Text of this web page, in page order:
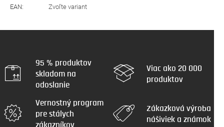
EAN: Zvoľte variant
95 % produktov
skladom na
odoslanie
Viac ako 20 000
produktov
Vernostný program
pre stálych
zákazníkov
Zákazková výroba
nášiviek a známok